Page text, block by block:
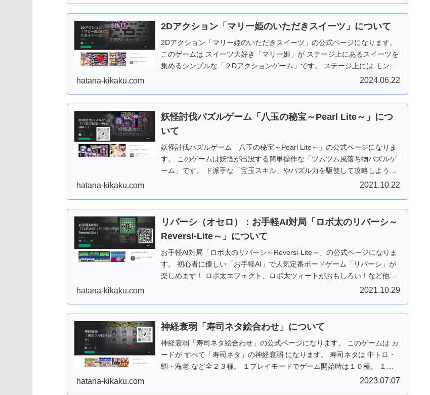
トア」からダウンロードしてから遊べます。 もちろんフリーソフトです。
応援、よろしくお願いします。
2Dアクション「マリー姫のいただきスイーツ」について
2Dアクション「マリー姫のいただきスイーツ」の公式ページになります。
このゲームは スイーツ大好き「マリー姫」が ステージ上にあるスイーツを
集めるシンプルな「２Dアクションゲーム」です。 ステージ上には モンス
ターが出没してます。捕まらないよう逃げながら、スイーツをすべて集め
hatana-kikaku.com 2024.06.22
妖怪討伐パズルゲーム「八玉の秘宝～Pearl Lite～」につ
いて
妖怪討伐パズルゲーム「八玉の秘宝～Pearl Lite～」の公式ページになりま
す。 このゲームは妖怪が出没する簡単操作な「ツムツム風落ち物パズルゲ
ーム」です。 ド派手な「宝玉スキル」やパズル力を駆使して攻略しよう！
すき間時間にサックと遊べますので 是非是非、お試しください。 ゲーム中
す。時限爆弾はタップすることで手動で爆発させることもできます。 さら
に時限爆弾が爆発すると近くにある時限爆弾も連鎖爆発します。 宝玉の他
に特殊宝玉（２～３色変換）、跳玉（パンチ）、妖玉があります。 「宝玉
スキル：焔」は超強力！！発動すると同じ色の「宝玉」をまとめて消しま
す。 Android版は「Google Play ストア」からダウンロードしてから遊ぶこ
とができます。 Web版はダウンロードなしでＰＣのブラウザで遊ぶことが
できます。 もちろんフリーソフトです。応援、よろしくお願いします。
hatana-kikaku.com 2021.10.22
リバーシ（オセロ）：お手軽AI対局「ロボ太のリバーシ～
Reversi-Lite～」について
お手軽AI対局「ロボ太のリバーシ～Reversi-Lite～」の公式ページになりま
す。 初心者に優しい「お手軽AI」で人気定番ボードゲーム「リバーシ」が
楽しめます！ ロボ太エフェクト、ロボ太ツィートがおもしろい！など他の
リバーシにはない要素あり！ あなたを飽きさせません！ 通勤・通学中にサ
シ大好き妖精（シンシア）」が降臨します！ 今後も改良を加えて「ロボ太-
AI」を強化！上級者でも満足できるレベルに調整しようと思っています。
Android版の場合は「Google Play ストア」からダウンロードしてから遊ぶ
ことができます。 Web版の場合はダウンロードなしでＰＣのブラウザで遊
ぶことができます。 もちろんフリーソフトです。応援、よろしくお願いし
hatana-kikaku.com 2021.10.29
神経衰弱「寿司ネタ絵合わせ」について
神経衰弱「寿司ネタ絵合わせ」の公式ページになります。 このゲームは カ
ードが すべて「寿司ネタ」の神経衰弱 になります。 寿司ネタは 中トロ・
鯛・海老 など全２３種。 １プレイモードでゲーム開始時は１０種。 １０
ステージクリア毎に １枚ずつネタカードを追加！！（最大：１３０ステー
hatana-kikaku.com 2023.07.07